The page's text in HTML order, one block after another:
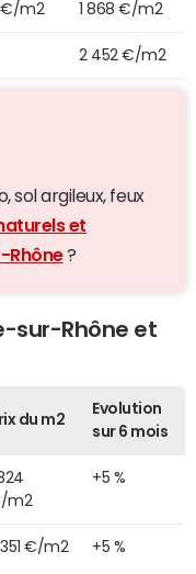
€/m2 1 868 €/m2
2 452 €/m2
sol argileux, feux
et
Rhône?
sur-Rhône et
du m2
Evolution
sur 6 mois
m2
+5 %
€/m2 +5 %